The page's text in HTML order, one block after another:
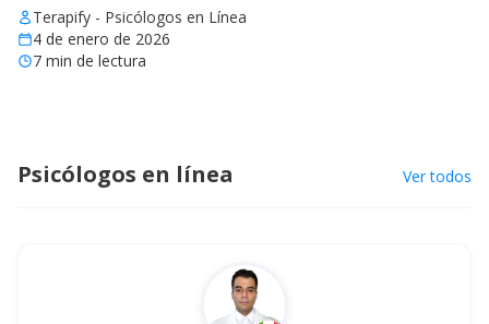
Terapify - Psicólogos en Línea
4 de enero de 2026
7 min de lectura
Psicólogos en línea Ver todos